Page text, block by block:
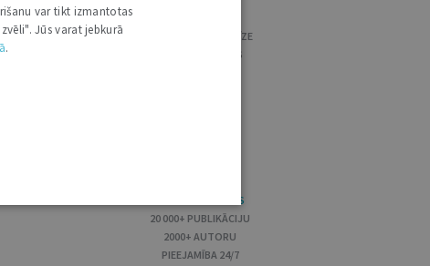
PADZIĻINĀTA ANALĪZE
GRĀMATŽURNĀLS
RAKSTU KRĀJUMS
20 000+ PUBLIKĀCIJU
2000+ AUTORU
PIEEJAMĪBA 24/7
var tikt izmantotas
Jūs varat jebkurā
.